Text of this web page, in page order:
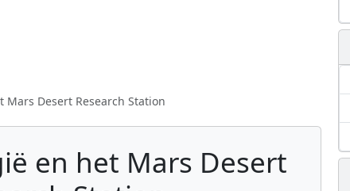
Mars Desert Research Station
en het Mars Desert